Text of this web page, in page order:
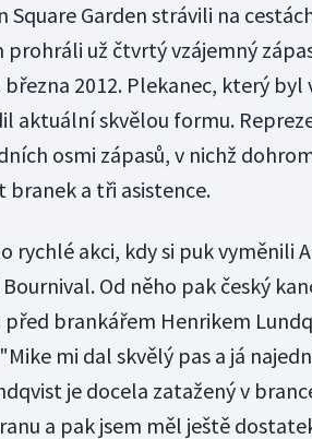
Garden strávili na
už čtvrtý vzájemný
2012. Plekanec, který byl
aktuální skvělou formu.
osmi zápasů, v nichž
branek a tři asistence.
rychlé akci, kdy si puk vyměnili
Od něho pak český
brankářem Henrikem
mi dal skvělý pas a já
je docela zatažený v
a pak jsem měl ještě